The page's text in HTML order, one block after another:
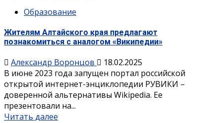
Образование
Жителям Алтайского края предлагают
познакомиться с аналогом «Википедии»
Александр Воронцов
18.02.2025
В июне 2023 года запущен портал российской
открытой интернет-энциклопедии РУВИКИ –
доверенной альтернативы Wikipedia. Ее
презентовали на...
Читать далее